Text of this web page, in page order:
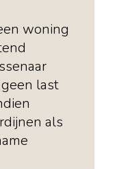
woning
last
als